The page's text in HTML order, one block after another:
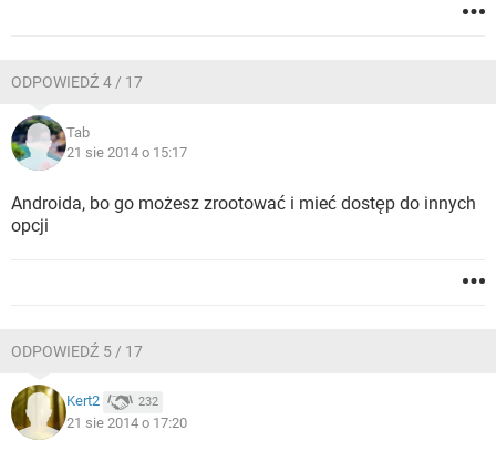
ODPOWIEDŹ 4 / 17
Tab
21 sie 2014 o 15:17
Androida, bo go możesz zrootować i mieć dostęp do innych
opcji
ODPOWIEDŹ 5 / 17
Kert2 232
21 sie 2014 o 17:20